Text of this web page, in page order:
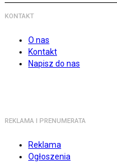
KONTAKT
O nas
Kontakt
Napisz do nas
REKLAMA I PRENUMERATA
Reklama
Ogłoszenia